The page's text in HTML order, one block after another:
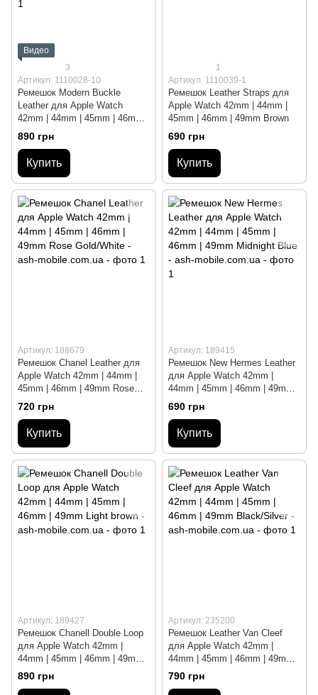
Видео
3
Артикул: 1110028-10
Ремешок Modern Buckle
Leather для Apple Watch
42mm | 44mm | 45mm | 46mm |
49mm Orange/Black
890 грн
Купить
1
Артикул: 1110039-1
Ремешок Leather Straps для
Apple Watch 42mm | 44mm |
45mm | 46mm | 49mm Brown
690 грн
Купить
Артикул: 188679
Ремешок Chanel Leather для
Apple Watch 42mm | 44mm |
45mm | 46mm | 49mm Rose
Gold/White
720 грн
Купить
Артикул: 189415
Ремешок New Hermes Leather
для Apple Watch 42mm |
44mm | 45mm | 46mm | 49mm
Midnight Blue
690 грн
Купить
Артикул: 189427
Ремешок Chanell Double Loop
для Apple Watch 42mm |
44mm | 45mm | 46mm | 49mm
Light brown
890 грн
Артикул: 235200
Ремешок Leather Van Cleef
для Apple Watch 42mm |
44mm | 45mm | 46mm | 49mm
Black/Silver
790 грн